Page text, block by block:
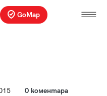
GoMap
0 коментара